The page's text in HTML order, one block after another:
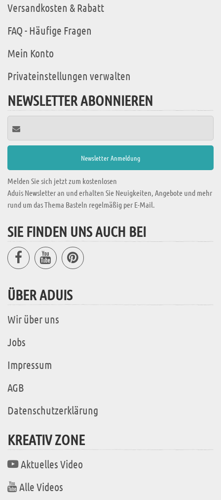
Versandkosten & Rabatt
FAQ - Häufige Fragen
Mein Konto
Privateinstellungen verwalten
NEWSLETTER ABONNIEREN
Melden Sie sich jetzt zum kostenlosen
Aduis Newsletter an und erhalten Sie Neuigkeiten, Angebote und mehr
rund um das Thema Basteln regelmäßig per E-Mail.
SIE FINDEN UNS AUCH BEI
ÜBER ADUIS
Wir über uns
Jobs
Impressum
AGB
Datenschutzerklärung
KREATIV ZONE
Aktuelles Video
Alle Videos